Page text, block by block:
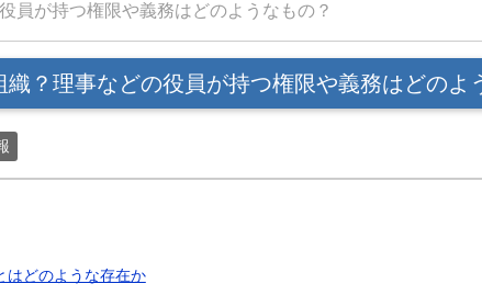
員が持つ権限や義務はどのようなもの？
？理事などの役員が持つ権限や義務はどのよ
はどのような存在か